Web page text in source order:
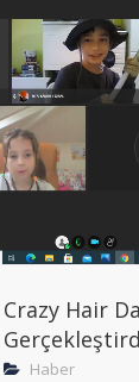
Crazy Hair
Haber